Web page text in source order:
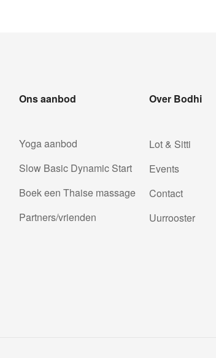
Ons aanbod
Yoga aanbod
Slow Basic Dynamic Start
Boek een Thaise massage
Partners/vrienden
Over Bodhi
Lot & Sitti
Events
Contact
Uurrooster